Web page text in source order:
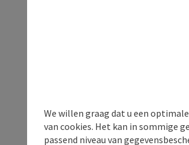
We willen graag dat u een
van cookies. Het kan in sommige
passend niveau van